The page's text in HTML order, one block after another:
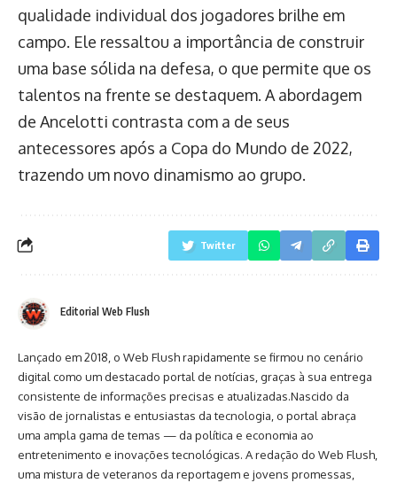
qualidade individual dos jogadores brilhe em
campo. Ele ressaltou a importância de construir
uma base sólida na defesa, o que permite que os
talentos na frente se destaquem. A abordagem
de Ancelotti contrasta com a de seus
antecessores após a Copa do Mundo de 2022,
trazendo um novo dinamismo ao grupo.
Twitter
Editorial Web Flush
Lançado em 2018, o Web Flush rapidamente se firmou no cenário
digital como um destacado portal de notícias, graças à sua entrega
consistente de informações precisas e atualizadas.Nascido da
visão de jornalistas e entusiastas da tecnologia, o portal abraça
uma ampla gama de temas — da política e economia ao
entretenimento e inovações tecnológicas. A redação do Web Flush,
uma mistura de veteranos da reportagem e jovens promessas,